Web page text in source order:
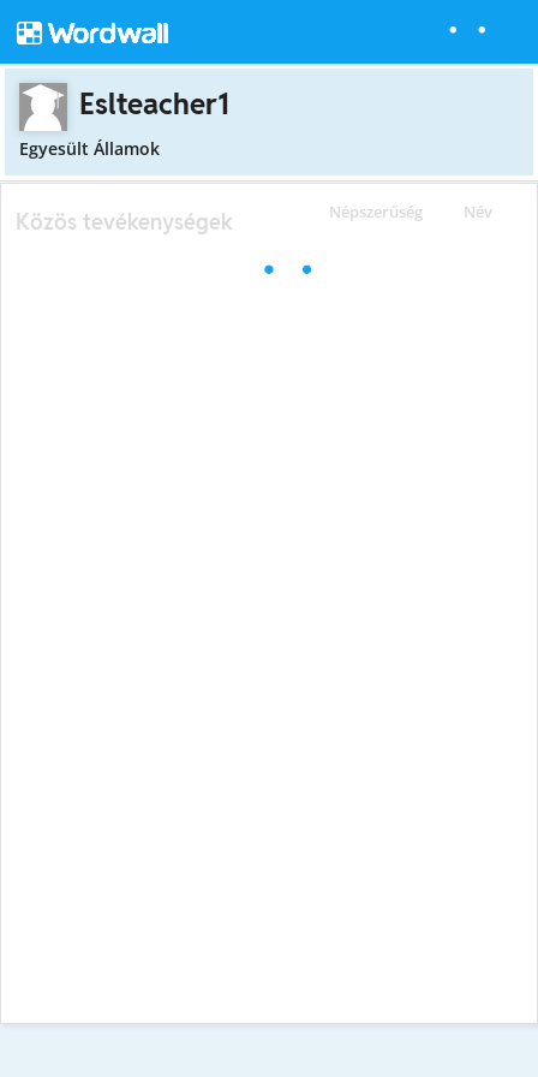
Eslteacher1
Egyesült Államok
Népszerűség Név
Közös tevékenységek